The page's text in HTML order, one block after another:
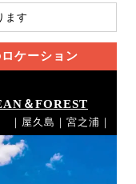
ます
ケーション
＆FOREST
｜屋久島｜宮之浦｜